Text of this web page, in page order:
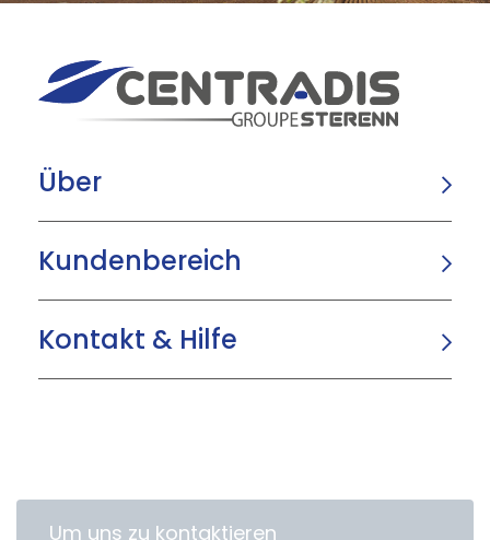
Über
Kundenbereich
Kontakt & Hilfe
Um uns zu kontaktieren